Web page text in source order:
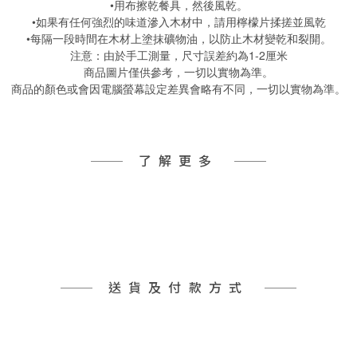
•用布擦乾餐具，然後風乾。
•如果有任何強烈的味道滲入木材中，請用檸檬片揉搓並風乾
•每隔一段時間在木材上塗抹礦物油，以防止木材變乾和裂開。
注意：由於手工測量，尺寸誤差約為1-2厘米
商品圖片僅供參考，一切以實物為準。
商品的顏色或會因電腦螢幕設定差異會略有不同，一切以實物為準。
了解更多
送貨及付款方式